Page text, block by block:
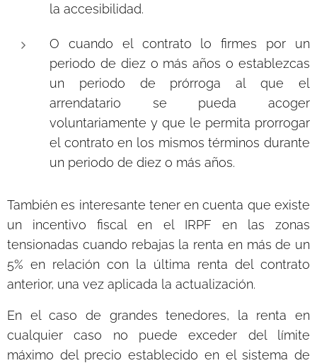
la accesibilidad.
O cuando el contrato lo firmes por un
periodo de diez o más años o establezcas
un periodo de prórroga al que el
arrendatario se pueda acoger
voluntariamente y que le permita prorrogar
el contrato en los mismos términos durante
un periodo de diez o más años.
También es interesante tener en cuenta que existe
un incentivo fiscal en el IRPF en las zonas
tensionadas cuando rebajas la renta en más de un
5% en relación con la última renta del contrato
anterior, una vez aplicada la actualización.
En el caso de grandes tenedores, la renta en
cualquier caso no puede exceder del límite
máximo del precio establecido en el sistema de